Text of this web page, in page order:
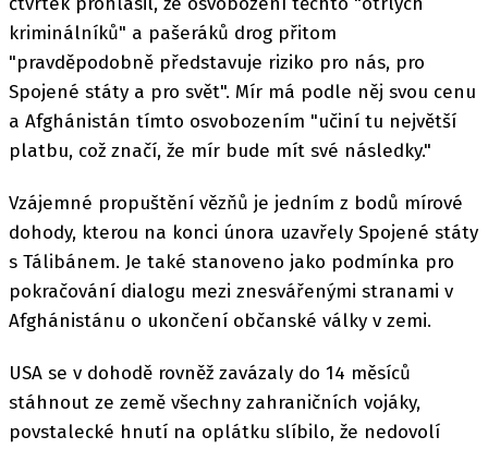
kriminálníků" a pašeráků drog přitom
"pravděpodobně představuje riziko pro nás, pro
Spojené státy a pro svět". Mír má podle něj svou cenu
a Afghánistán tímto osvobozením "učiní tu největší
platbu, což značí, že mír bude mít své následky."
Vzájemné propuštění vězňů je jedním z bodů mírové
dohody, kterou na konci února uzavřely Spojené státy
s Tálibánem. Je také stanoveno jako podmínka pro
pokračování dialogu mezi znesvářenými stranami v
Afghánistánu o ukončení občanské války v zemi.
USA se v dohodě rovněž zavázaly do 14 měsíců
stáhnout ze země všechny zahraničních vojáky,
povstalecké hnutí na oplátku slíbilo, že nedovolí